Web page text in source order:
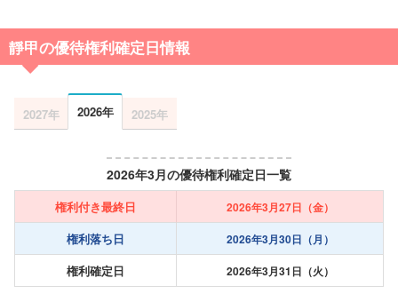
靜甲の優待権利確定日情報
2027年 2026年 2025年
2026年3月の優待権利確定日一覧
権利付き最終日 2026年3月27日（金）
権利落ち日 2026年3月30日（月）
権利確定日 2026年3月31日（火）